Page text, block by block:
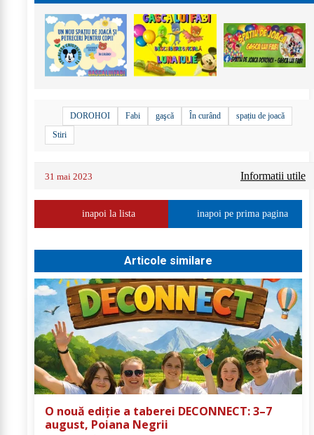
DOROHOI Fabi gaşcă În curând
spațiu de joacă
Stiri
31 mai 2023 Informatii utile
inapoi la lista inapoi pe prima pagina
Articole similare
O nouă ediție a taberei DECONNECT: 3–7
august, Poiana Negrii